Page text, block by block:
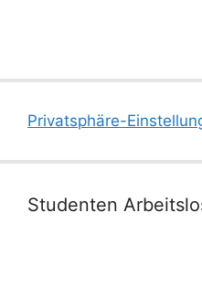
Privatsphäre-
Studenten